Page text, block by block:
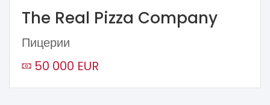
The Real Pizza Company
Пицерии
50 000 EUR